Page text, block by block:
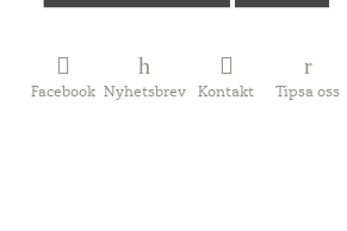
Facebook Nyhetsbrev Kontakt Tipsa oss